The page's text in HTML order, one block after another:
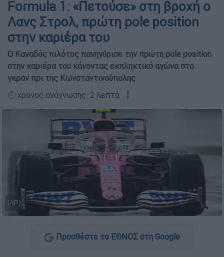
Formula 1: «Πετούσε» στη βροχή ο
Λανς Στρολ, πρώτη pole position
στην καριέρα του
Ο Καναδός πιλότος πανηγύρισε την πρώτη pole position
στην καριέρα του κάνοντας εκπληκτικό αγώνα στο
γκραν πρι της Κωνσταντινούπολης
🕛 χρόνος ανάγνωσης: 2 λεπτά ┋
(AP)
Προσθέστε το ΕΘΝΟΣ στη Google